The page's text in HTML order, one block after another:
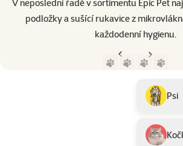
V neposlední řadě v sortimentu Epic Pet
podložky a sušící rukavice z
každodenní hygienu.
Předchozí strana
Podkategorie
Psi